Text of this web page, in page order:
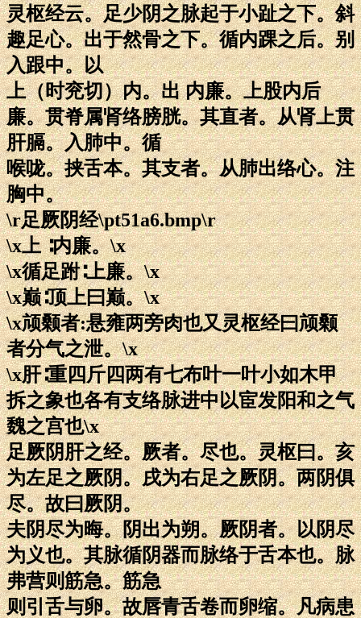
灵枢经云。足少阴之脉起于小趾之下。斜
趣足心。出于然骨之下。循内踝之后。别
入跟中。以
上（时兖切）内。出 内廉。上股内后
廉。贯脊属肾络膀胱。其直者。从肾上贯
肝膈。入肺中。循
喉咙。挟舌本。其支者。从肺出络心。注
胸中。
\r足厥阴经\pt51a6.bmp\r
\x上 ∶内廉。\x
\x循足跗∶上廉。\x
\x巅∶顶上曰巅。\x
\x颃颡者:悬雍两旁肉也又灵枢经曰颃颡
者分气之泄。\x
\x肝∶重四斤四两有七布叶一叶小如木甲
拆之象也各有支络脉进中以宦发阳和之气
魏之宫也\x
足厥阴肝之经。厥者。尽也。灵枢曰。亥
为左足之厥阴。戌为右足之厥阴。两阴俱
尽。故曰厥阴。
夫阴尽为晦。阴出为朔。厥阴者。以阴尽
为义也。其脉循阴器而脉络于舌本也。脉
弗营则筋急。筋急
则引舌与卵。故唇青舌卷而卵缩。凡病患